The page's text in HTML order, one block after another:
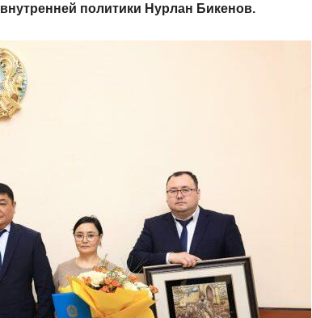
политики Нурлан Бикенов.